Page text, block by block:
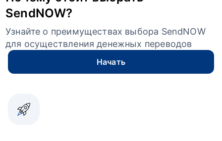
SendNOW?
Узнайте о преимуществах выбора SendNOW
для осуществления денежных переводов
Начать